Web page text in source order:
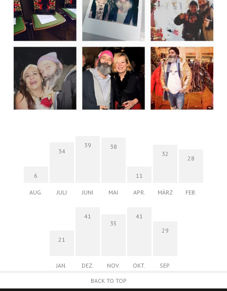
6
AUG.
34
JULI
39
JUNI
38
MAI
11
APR.
32
MÄRZ
28
FEB.
21
JAN.
41
DEZ.
35
NOV.
41
OKT.
29
SEP.
BACK TO TOP